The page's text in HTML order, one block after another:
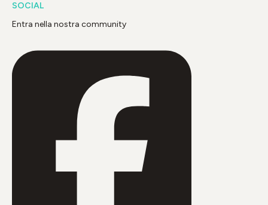
SOCIAL
Entra nella nostra community